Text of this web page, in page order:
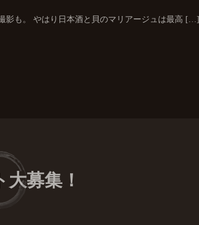
影も。 やはり日本酒と貝のマリアージュは最高 […]
募集！